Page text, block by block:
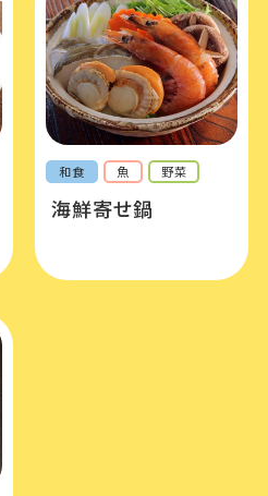
和食 魚 野菜
海鮮寄せ鍋